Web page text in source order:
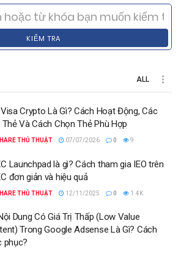
KIỂM TRA
ALL
Crypto Là Gì? Cách Hoạt Động, Các
Và Cách Chọn Thẻ Phù Hợp
THỦ THUẬT 07/07/2026 0 9
Launchpad là gì? Cách tham gia IEO trên
đơn giản và hiệu quả
THỦ THUẬT 12/11/2025 0 1.4K
Dung Có Giá Trị Thấp (Low Value
Trong Google Adsense Là Gì? Cách
phục?